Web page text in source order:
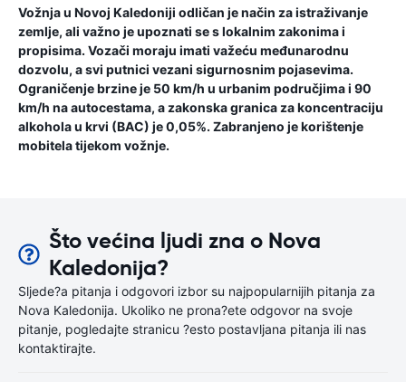
Vožnja u Novoj Kaledoniji odličan je način za istraživanje
zemlje, ali važno je upoznati se s lokalnim zakonima i
propisima. Vozači moraju imati važeću međunarodnu
dozvolu, a svi putnici vezani sigurnosnim pojasevima.
Ograničenje brzine je 50 km/h u urbanim područjima i 90
km/h na autocestama, a zakonska granica za koncentraciju
alkohola u krvi (BAC) je 0,05%. Zabranjeno je korištenje
mobitela tijekom vožnje.
Što većina ljudi zna o Nova
Kaledonija?
Sljede?a pitanja i odgovori izbor su najpopularnijih pitanja za
Nova Kaledonija. Ukoliko ne prona?ete odgovor na svoje
pitanje, pogledajte stranicu ?esto postavljana pitanja ili nas
kontaktirajte.